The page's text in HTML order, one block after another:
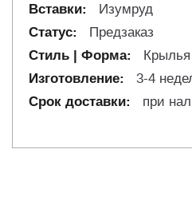
Изумруд
Предзаказ
Крылья
3-4
при